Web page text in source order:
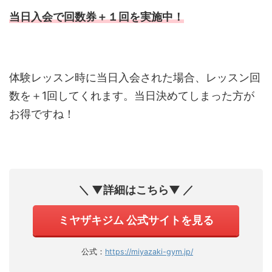
当日入会で回数券＋１回を実施中！
体験レッスン時に当日入会された場合、レッスン回
数を＋1回してくれます。当日決めてしまった方が
お得ですね！
＼ ▼詳細はこちら▼ ／
ミヤザキジム 公式サイトを見る
公式： https://miyazaki-gym.jp/